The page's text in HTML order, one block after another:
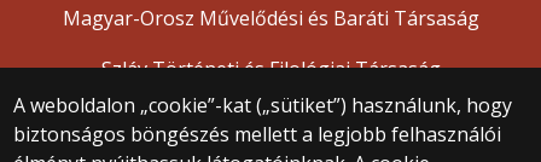
A weboldalon „cookie”-kat („sütiket”) használunk, hogy
biztonságos böngészés mellett a legjobb felhasználói
Magyar-Orosz Művelődési és Baráti Társaság
Szláv Történeti és Filológiai Társaság
© 2025 Eötvös Loránd Tudományegyetem